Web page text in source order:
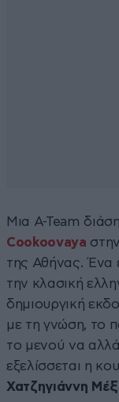
Μια A-Team
Cookoovaya
της Αθήνας. Ένα
την κλασική
δημιουργική
με τη γνώση, το
το μενού να
εξελίσσεται η
Χατζηγιάννη